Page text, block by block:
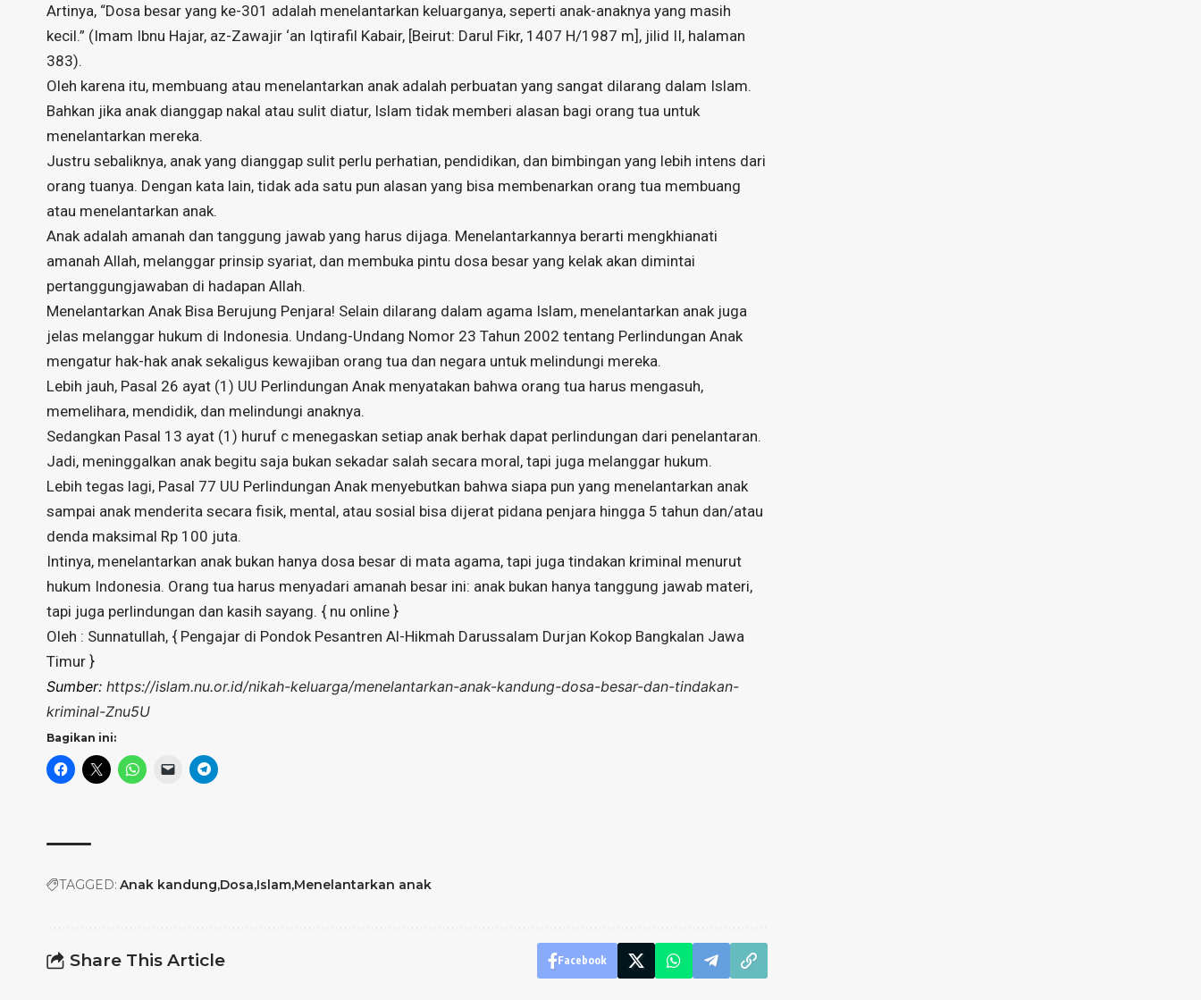
Artinya, “Dosa besar yang ke-301 adalah menelantarkan keluarganya, seperti anak-anaknya yang masih
kecil.” (Imam Ibnu Hajar, az-Zawajir ‘an Iqtirafil Kabair, [Beirut: Darul Fikr, 1407 H/1987 m], jilid II, halaman
383).
Oleh karena itu, membuang atau menelantarkan anak adalah perbuatan yang sangat dilarang dalam Islam.
Bahkan jika anak dianggap nakal atau sulit diatur, Islam tidak memberi alasan bagi orang tua untuk
menelantarkan mereka.
Justru sebaliknya, anak yang dianggap sulit perlu perhatian, pendidikan, dan bimbingan yang lebih intens dari
orang tuanya. Dengan kata lain, tidak ada satu pun alasan yang bisa membenarkan orang tua membuang
atau menelantarkan anak.
Anak adalah amanah dan tanggung jawab yang harus dijaga. Menelantarkannya berarti mengkhianati
amanah Allah, melanggar prinsip syariat, dan membuka pintu dosa besar yang kelak akan dimintai
pertanggungjawaban di hadapan Allah.
Menelantarkan Anak Bisa Berujung Penjara! Selain dilarang dalam agama Islam, menelantarkan anak juga
jelas melanggar hukum di Indonesia. Undang-Undang Nomor 23 Tahun 2002 tentang Perlindungan Anak
mengatur hak-hak anak sekaligus kewajiban orang tua dan negara untuk melindungi mereka.
Lebih jauh, Pasal 26 ayat (1) UU Perlindungan Anak menyatakan bahwa orang tua harus mengasuh,
memelihara, mendidik, dan melindungi anaknya.
Sedangkan Pasal 13 ayat (1) huruf c menegaskan setiap anak berhak dapat perlindungan dari penelantaran.
Jadi, meninggalkan anak begitu saja bukan sekadar salah secara moral, tapi juga melanggar hukum.
Lebih tegas lagi, Pasal 77 UU Perlindungan Anak menyebutkan bahwa siapa pun yang menelantarkan anak
sampai anak menderita secara fisik, mental, atau sosial bisa dijerat pidana penjara hingga 5 tahun dan/atau
denda maksimal Rp 100 juta.
Intinya, menelantarkan anak bukan hanya dosa besar di mata agama, tapi juga tindakan kriminal menurut
hukum Indonesia. Orang tua harus menyadari amanah besar ini: anak bukan hanya tanggung jawab materi,
tapi juga perlindungan dan kasih sayang. { nu online }
Oleh : Sunnatullah, { Pengajar di Pondok Pesantren Al-Hikmah Darussalam Durjan Kokop Bangkalan Jawa
Timur }
Sumber: https://islam.nu.or.id/nikah-keluarga/menelantarkan-anak-kandung-dosa-besar-dan-tindakan-
kriminal-Znu5U
Bagikan ini:
TAGGED: Anak kandung Dosa Islam Menelantarkan anak
Share This Article Facebook